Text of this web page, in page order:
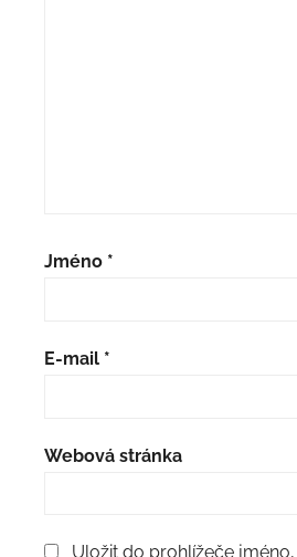
Jméno *
E-mail *
Webová stránka
Uložit do prohlížeče